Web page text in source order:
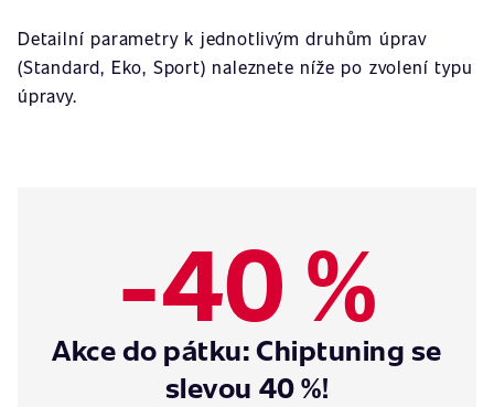
Detailní parametry k jednotlivým druhům úprav
(Standard, Eko, Sport) naleznete níže po zvolení typu
úpravy.
-40 %
Akce do pátku: Chiptuning se
slevou 40 %!